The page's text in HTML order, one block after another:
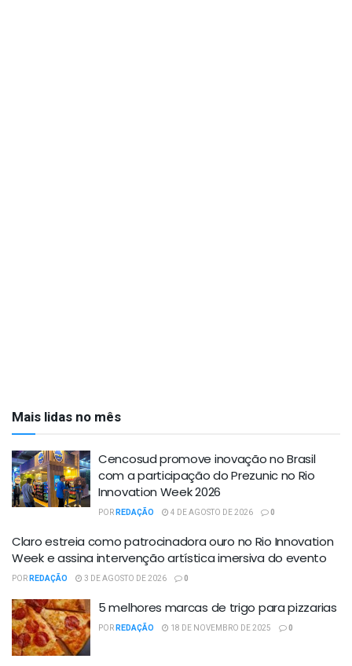
Mais lidas no mês
Cencosud promove inovação no Brasil
com a participação do Prezunic no Rio
Innovation Week 2026
PORREDAÇÃO 4 DE AGOSTO DE 2026 0
Claro estreia como patrocinadora ouro no Rio Innovation
Week e assina intervenção artística imersiva do evento
PORREDAÇÃO 3 DE AGOSTO DE 2026 0
5 melhores marcas de trigo para pizzarias
PORREDAÇÃO 18 DE NOVEMBRO DE 2025 0